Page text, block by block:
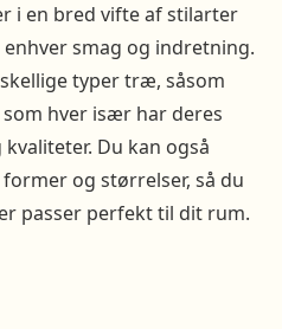
i en bred vifte af stilarter
smag og indretning.
typer træ, såsom
hver især har deres
Du kan også
og størrelser, så du
passer perfekt til dit rum.